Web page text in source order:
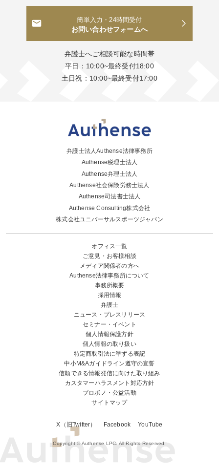
簡単入力・24時間受付
お問い合わせフォームへ
弁護士へご相談可能な時間帯
平日：10:00~最終受付18:00
土日祝：10:00~最終受付17:00
弁護士法人Authense法律事務所
Authense税理士法人
Authense弁理士法人
Authense社会保険労務士法人
Authense司法書士法人
Authense Consulting株式会社
株式会社ユニバーサルスポーツジャパン
オフィス一覧
ご意見・お客様相談
メディア関係者の方へ
Authense法律事務所について
事務所概要
採用情報
弁護士
ニュース・プレスリリース
セミナー・イベント
個人情報保護方針
個人情報の取り扱い
特定商取引法に準ずる表記
中小M&Aガイドライン遵守の宣誓
信頼できる情報発信に向けた取り組み
カスタマーハラスメント対応方針
プロボノ・公益活動
サイトマップ
X（旧Twitter） Facebook YouTube
Copyright © Authense LPC. All Rights Reserved.